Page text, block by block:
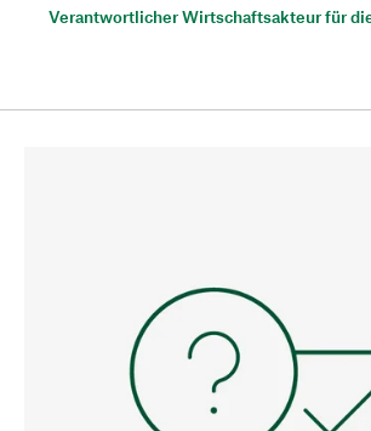
Verantwortlicher Wirtschaftsakteur für